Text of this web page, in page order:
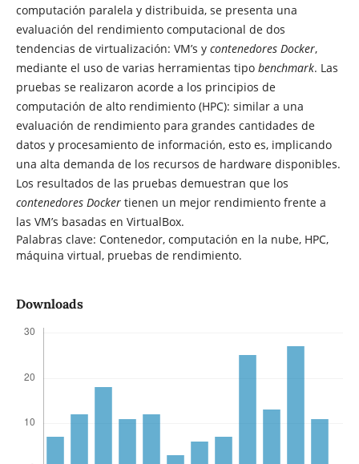
computación paralela y distribuida, se presenta una
evaluación del rendimiento computacional de dos
tendencias de virtualización: VM’s y contenedores Docker,
mediante el uso de varias herramientas tipo benchmark. Las
pruebas se realizaron acorde a los principios de
computación de alto rendimiento (HPC): similar a una
evaluación de rendimiento para grandes cantidades de
datos y procesamiento de información, esto es, implicando
una alta demanda de los recursos de hardware disponibles.
Los resultados de las pruebas demuestran que los
contenedores Dockertienen un mejor rendimiento frente a
las VM’s basadas en VirtualBox.
Palabras clave: Contenedor, computación en la nube, HPC,
máquina virtual, pruebas de rendimiento.
Downloads